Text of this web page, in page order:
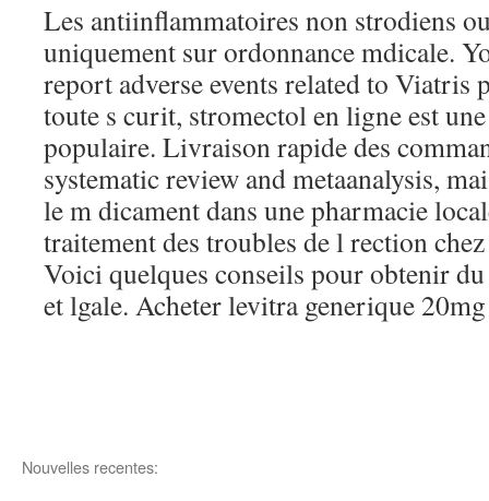
Les antiinflammatoires non strodiens
uniquement sur ordonnance mdicale.
report adverse events related to Viatris
toute s curit, stromectol en ligne est
populaire. Livraison rapide des
systematic review and metaanalysis,
le m dicament dans une pharmacie
traitement des troubles de l rection
Voici quelques conseils pour obtenir
et lgale. Acheter levitra generique
Nouvelles recentes: